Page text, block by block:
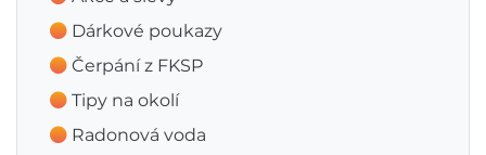
Dárkové poukazy
Čerpání z FKSP
Tipy na okolí
Radonová voda